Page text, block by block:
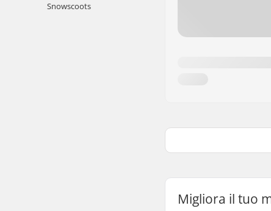
Snowscoots
Migliora il tuo